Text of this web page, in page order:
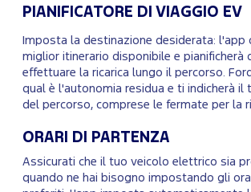
PIANIFICATORE DI VIAGGIO EV
Imposta la destinazione desiderata: l'app
miglior itinerario disponibile e pianificherà
effettuare la ricarica lungo il percorso.
qual è l'autonomia residua e ti indicherà il
del percorso, comprese le fermate per la
ORARI DI PARTENZA
Assicurati che il tuo veicolo elettrico sia
quando ne hai bisogno impostando gli